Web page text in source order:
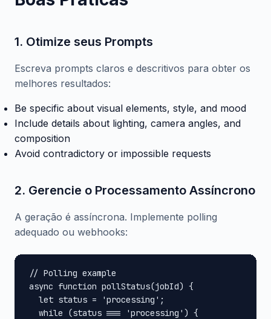
1. Otimize seus Prompts
Escreva prompts claros e descritivos para obter os
melhores resultados:
Be specific about visual elements, style, and mood
Include details about lighting, camera angles, and
composition
Avoid contradictory or impossible requests
2. Gerencie o Processamento Assíncrono
A geração é assíncrona. Implemente polling
adequado ou webhooks:
// Polling example
async function pollStatus(jobId) {
  let status = 'processing';
  while (status === 'processing') {